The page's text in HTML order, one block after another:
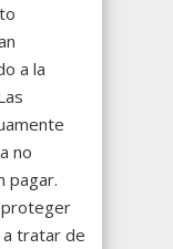
a la
no
pagar.
proteger
a tratar de